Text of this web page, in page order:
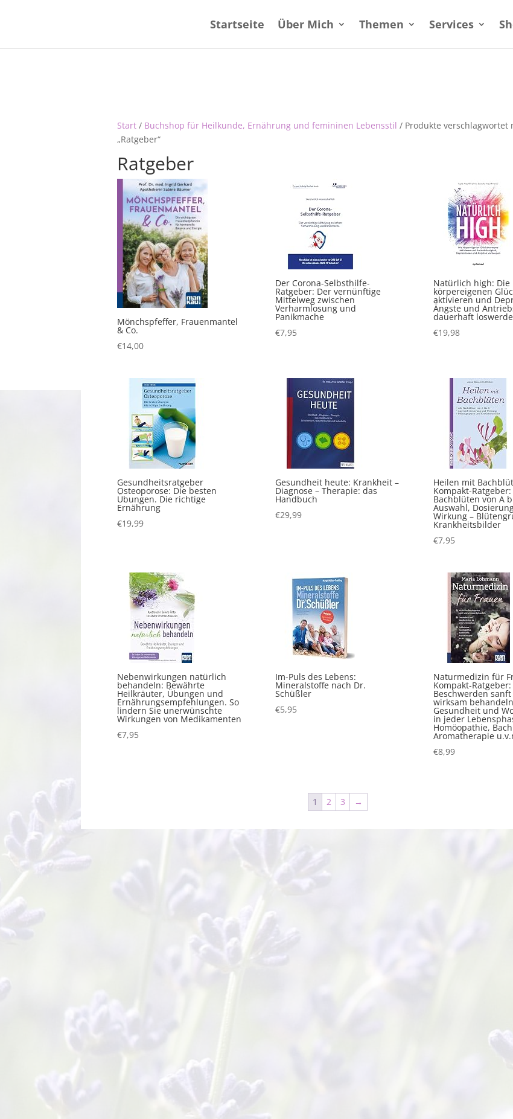
Startseite Über Mich Themen Services
Start/ Buchshop für Heilkunde, Ernährung und femininen Lebensstil / Produkte verschlagwortet
„Ratgeber“
Ratgeber
Mönchspfeffer, Frauenmantel
& Co.
€14,00
Der Corona-Selbsthilfe-
Ratgeber: Der vernünftige
Mittelweg zwischen
Verharmlosung und
Panikmache
€7,95
Natürlich high: Die
körpereigenen
aktivieren und
Ängste und
dauerhaft
€19,98
Gesundheitsratgeber
Osteoporose: Die besten
Übungen. Die richtige
Ernährung
€19,99
Gesundheit heute: Krankheit –
Diagnose – Therapie: das
Handbuch
€29,99
Heilen mit
Kompakt-
Bachblüten von A
Auswahl,
Wirkung –
Krankheitsbilder
€7,95
Nebenwirkungen natürlich
behandeln: Bewährte
Heilkräuter, Übungen und
Ernährungsempfehlungen. So
lindern Sie unerwünschte
Wirkungen von Medikamenten
€7,95
Im-Puls des Lebens:
Mineralstoffe nach Dr.
Schüßler
€5,95
Naturmedizin für
Kompakt-
Beschwerden
wirksam
Gesundheit und
in jeder
Homöopathie,
Aromatherapie
€8,99
1 2 3 →